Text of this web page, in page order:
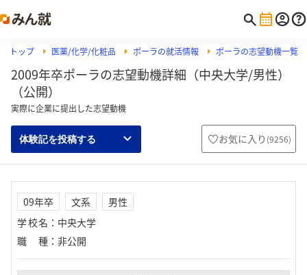
トップ 医薬/化学/化粧品 ポーラの就活情報 ポーラの志望動機一覧
2009年卒ポーラの志望動機詳細（中央大学/男性）
（公開）
実際に企業に提出した志望動機
体験記を投稿する お気に入り (9256)
09年卒 文系
男性
学校名 ： 中央大学
職種 ： 非公開